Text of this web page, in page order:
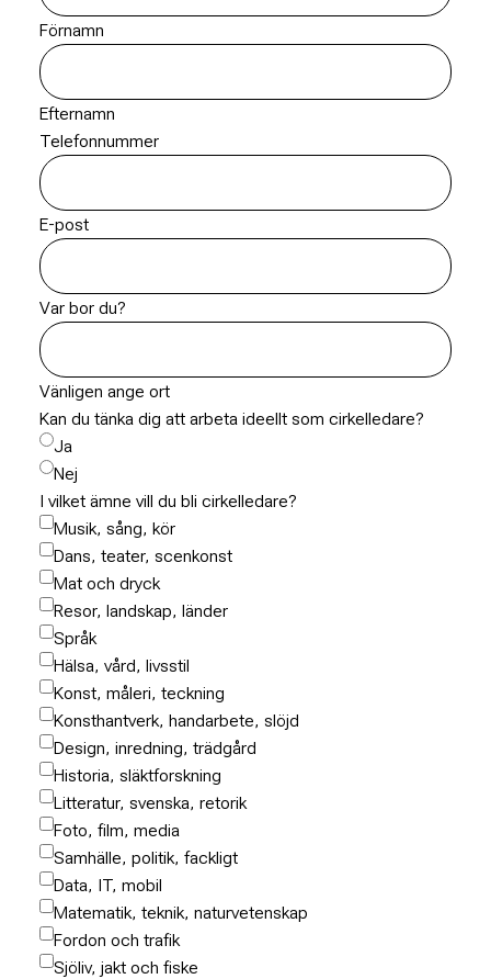
Förnamn
Efternamn
Telefonnummer
E-post
Var bor du?
Vänligen ange ort
Kan du tänka dig att arbeta ideellt som cirkelledare?
Ja
Nej
I vilket ämne vill du bli cirkelledare?
Musik, sång, kör
Dans, teater, scenkonst
Mat och dryck
Resor, landskap, länder
Språk
Hälsa, vård, livsstil
Konst, måleri, teckning
Konsthantverk, handarbete, slöjd
Design, inredning, trädgård
Historia, släktforskning
Litteratur, svenska, retorik
Foto, film, media
Samhälle, politik, fackligt
Data, IT, mobil
Matematik, teknik, naturvetenskap
Fordon och trafik
Sjöliv, jakt och fiske